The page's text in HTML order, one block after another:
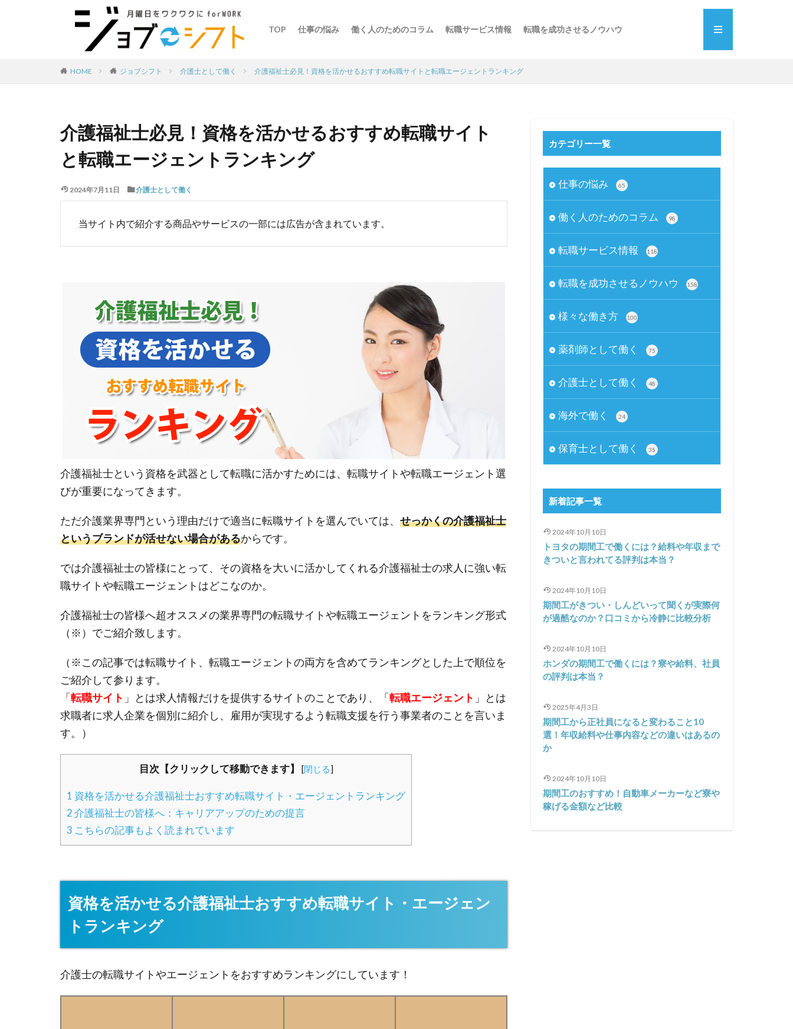
TOP 仕事の悩み 働く人のためのコラム 転職サービス情報 転職を成功させるノウハウ
HOME ジョブシフト 介護士として働く 介護福祉士必見！資格を活かせるおすすめ転職サイトと転職エージェントランキング
介護福祉士必見！資格を活かせるおすすめ転職サイト
と転職エージェントランキング
2024年7月11日 介護士として働く
当サイト内で紹介する商品やサービスの一部には広告が含まれています。
介護福祉士という資格を武器として転職に活かすためには、転職サイトや転職エージェント選
びが重要になってきます。
ただ介護業界専門という理由だけで適当に転職サイトを選んでいては、 せっかくの介護福祉士
というブランドが活せない場合があるからです。
では介護福祉士の皆様にとって、その資格を大いに活かしてくれる介護福祉士の求人に強い転
職サイトや転職エージェントはどこなのか。
介護福祉士の皆様へ超オススメの業界専門の転職サイトや転職エージェントをランキング形式
（※）でご紹介致します。
（※この記事では転職サイト、転職エージェントの両方を含めてランキングとした上で順位を
ご紹介して参ります。
「 転職サイト 」とは求人情報だけを提供するサイトのことであり、「 転職エージェント 」とは
求職者に求人企業を個別に紹介し、雇用が実現するよう転職支援を行う事業者のことを言いま
す。）
目次【クリックして移動できます】 [閉じる]
1 資格を活かせる介護福祉士おすすめ転職サイト・エージェントランキング
2 介護福祉士の皆様へ：キャリアアップのための提言
3 こちらの記事もよく読まれています
資格を活かせる介護福祉士おすすめ転職サイト・エージェン
トランキング
介護士の転職サイトやエージェントをおすすめランキングにしています！
カテゴリー一覧
仕事の悩み 65
働く人のためのコラム 98
転職サービス情報 118
転職を成功させるノウハウ 158
様々な働き方 100
薬剤師として働く 75
介護士として働く 48
海外で働く 24
保育士として働く 35
新着記事一覧
2024年10月10日
トヨタの期間工で働くには？給料や年収まで
きついと言われてる評判は本当？
2024年10月10日
期間工がきつい・しんどいって聞くが実際何
が過酷なのか？口コミから冷静に比較分析
2024年10月10日
ホンダの期間工で働くには？寮や給料、社員
の評判は本当？
2025年4月3日
期間工から正社員になると変わること10
選！年収給料や仕事内容などの違いはあるの
か
2024年10月10日
期間工のおすすめ！自動車メーカーなど寮や
稼げる金額など比較